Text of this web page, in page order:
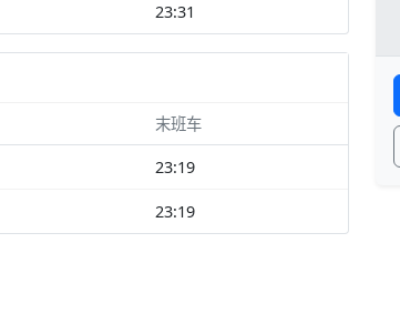
23:31
末班车
23:19
23:19